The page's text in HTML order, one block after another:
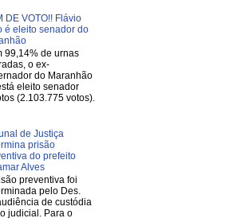
DE VOTO!! Flávio
é eleito senador do
99,14% de urnas
o ex-
do Maranhão
eleito senador
(2.103.775 votos).
de Justiça
prisão
do prefeito
Alves
preventiva foi
pelo Des.
de custódia
judicial. Para o